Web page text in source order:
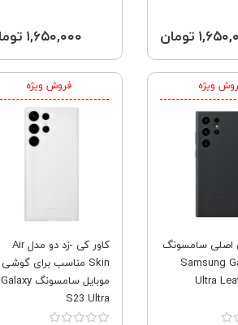
تومان ۱,۶۵۰,۰۰۰ تومان
ویژه
اصلی سامسونگ
Samsung
Ultra
فروش ویژه
کاور کی -زد دو مدل Air
Skin مناسب برای گوشی
موبایل سامسونگ Galaxy
S23 Ultra